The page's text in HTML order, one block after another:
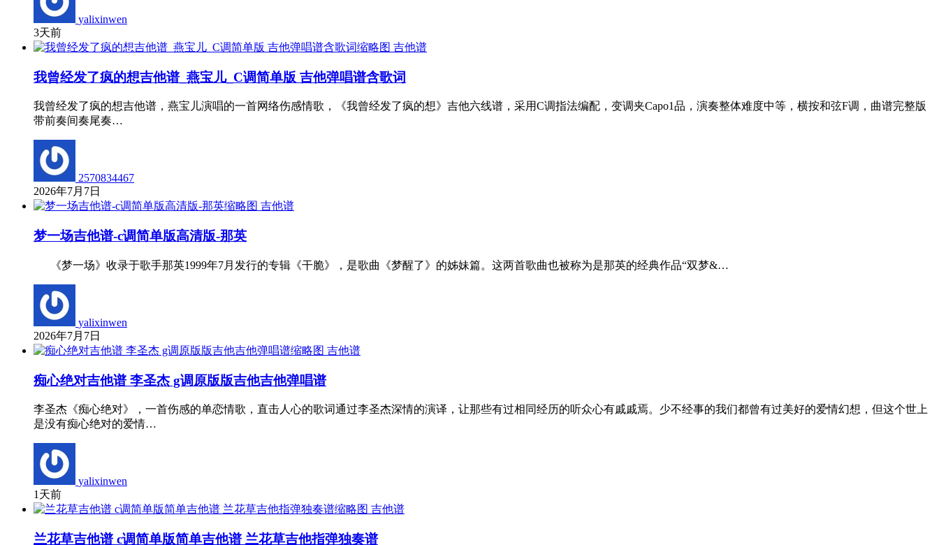
yalixinwen
3天前
吉他谱
我曾经发了疯的想吉他谱_燕宝儿_C调简单版 吉他弹唱谱含歌词
我曾经发了疯的想吉他谱，燕宝儿演唱的一首网络伤感情歌，《我曾经发了疯的想》吉他六线谱，采用C调指法编配，变调夹Capo1品，演奏整体难度中等，横按和弦F调，曲谱完整版
带前奏间奏尾奏…
2570834467
2026年7月7日
吉他谱
梦一场吉他谱-c调简单版高清版-那英
《梦一场》收录于歌手那英1999年7月发行的专辑《干脆》，是歌曲《梦醒了》的姊妹篇。这两首歌曲也被称为是那英的经典作品“双梦&…
yalixinwen
2026年7月7日
吉他谱
痴心绝对吉他谱 李圣杰 g调原版版吉他吉他弹唱谱
李圣杰《痴心绝对》，一首伤感的单恋情歌，直击人心的歌词通过李圣杰深情的演译，让那些有过相同经历的听众心有戚戚焉。少不经事的我们都曾有过美好的爱情幻想，但这个世上
是没有痴心绝对的爱情…
yalixinwen
1天前
吉他谱
兰花草吉他谱 c调简单版简单吉他谱 兰花草吉他指弹独奏谱